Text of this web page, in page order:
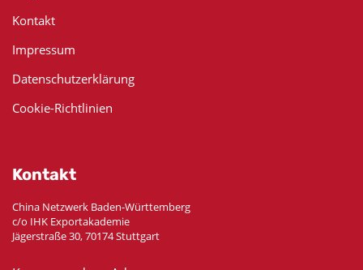
Kontakt
Impressum
Datenschutzerklärung
Cookie-Richtlinien
Kontakt
China Netzwerk Baden-Württemberg
c/o IHK Exportakademie
Jägerstraße 30, 70174 Stuttgart